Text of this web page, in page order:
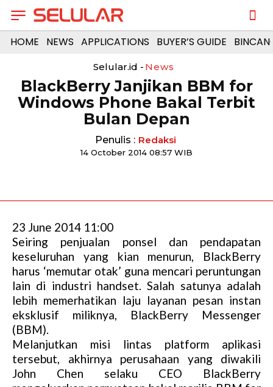
HOME NEWS APPLICATIONS BUYER’S GUIDE
Selular.id - News
BlackBerry Janjikan BBM for
Windows Phone Bakal Terbit
Bulan Depan
Penulis : Redaksi
14 October 2014 08:57 WIB
23 June 2014 11:00
Seiring penjualan ponsel dan pendapatan
keseluruhan yang kian menurun, BlackBerry
harus ‘memutar otak’ guna mencari peruntungan
lain di industri handset. Salah satunya adalah
lebih memerhatikan laju layanan pesan instan
eksklusif miliknya, BlackBerry Messenger
(BBM).
Melanjutkan misi lintas platform aplikasi
tersebut, akhirnya perusahaan yang diwakili
John Chen selaku CEO BlackBerry